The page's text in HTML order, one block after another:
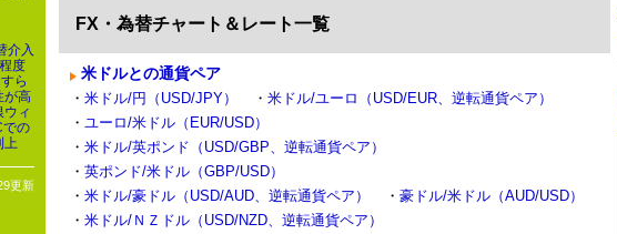
FX・為替チャート＆レート一覧
米ドルとの通貨ペア
・ 米ドル/円（USD/JPY） ・ 米ドル/ユーロ（USD/EUR、逆転通貨ペア）
・ ユーロ/米ドル（EUR/USD）
・ 米ドル/英ポンド（USD/GBP、逆転通貨ペア）
・ 英ポンド/米ドル（GBP/USD）
・ 米ドル/豪ドル（USD/AUD、逆転通貨ペア） ・ 豪ドル/米ドル（AUD/USD）
・ 米ドル/ＮＺドル（USD/NZD、逆転通貨ペア）
介入
度
ら
が高
ウィ
での
上
更新